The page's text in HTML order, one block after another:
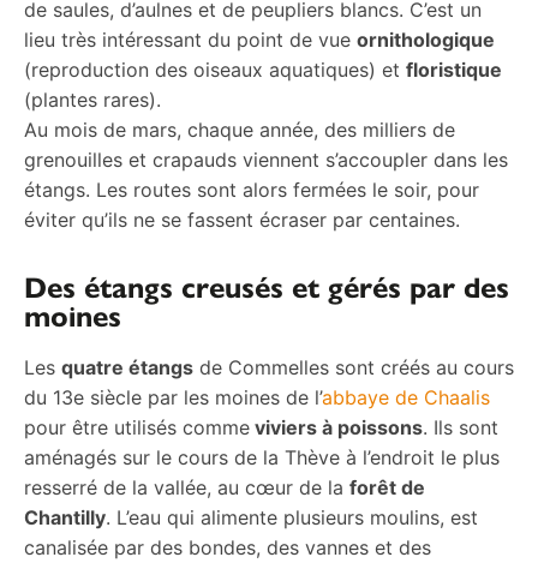
de saules, d’aulnes et de peupliers blancs. C’est un
lieu très intéressant du point de vue ornithologique
(reproduction des oiseaux aquatiques) et floristique
(plantes rares).
Au mois de mars, chaque année, des milliers de
grenouilles et crapauds viennent s’accoupler dans les
étangs. Les routes sont alors fermées le soir, pour
éviter qu’ils ne se fassent écraser par centaines.
Des étangs creusés et gérés par des
moines
Les quatre étangs de Commelles sont créés au cours
du 13e siècle par les moines de l’abbaye de Chaalis
pour être utilisés comme viviers à poissons. Ils sont
aménagés sur le cours de la Thève à l’endroit le plus
resserré de la vallée, au cœur de la forêt de
Chantilly. L’eau qui alimente plusieurs moulins, est
canalisée par des bondes, des vannes et des